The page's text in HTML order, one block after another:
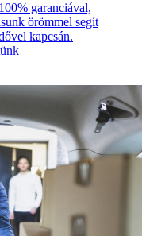
garanciával,
örömmel segít
kapcsán.